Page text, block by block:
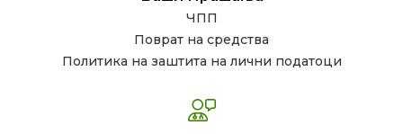
ЧПП
Поврат на средства
Политика на заштита на лични податоци